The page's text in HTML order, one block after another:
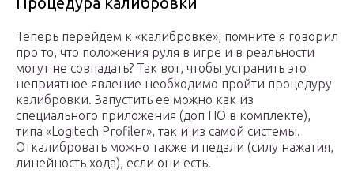
Теперь перейдем к «калибровке», помните я говорил
про то, что положения руля в игре и в реальности
могут не совпадать? Так вот, чтобы устранить это
неприятное явление необходимо пройти процедуру
калибровки. Запустить ее можно как из
специального приложения (доп ПО в комплекте),
типа «Logitech Profiler», так и из самой системы.
Откалибровать можно также и педали (силу нажатия,
линейность хода), если они есть.